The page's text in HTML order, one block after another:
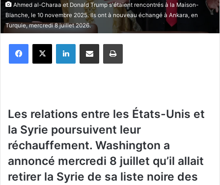
Ahmed al-Charaa et Donald Trump s'étaient rencontrés à la Maison-
Blanche, le 10 novembre 2025. Ils ont à nouveau échangé à Ankara, en
Turquie, mercredi 8 juillet 2026.
Les relations entre les États-Unis et
la Syrie poursuivent leur
réchauffement. Washington a
annoncé mercredi 8 juillet qu’il allait
retirer la Syrie de sa liste noire des